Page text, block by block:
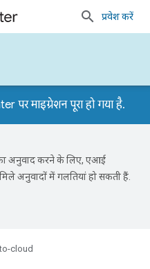
प्रवेश करें
माइग्रेशन पूरा हो गया है.
अनुवाद करने के लिए, एआई
अनुवादों में गलतियां हो सकती हैं.
cloud